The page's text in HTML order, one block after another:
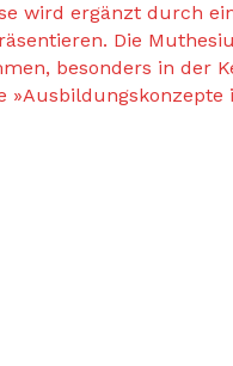
wird ergänzt durch
Die
besonders in der